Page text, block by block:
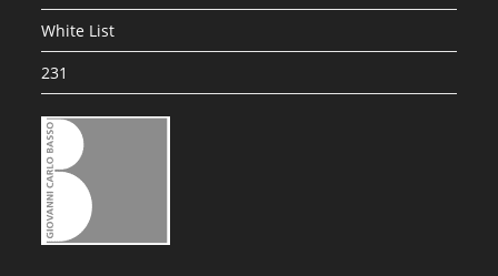
White List
231